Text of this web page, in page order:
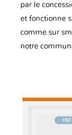
par le
et fonctionne
comme sur
notre